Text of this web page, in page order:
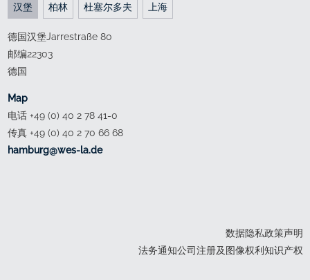
汉堡 柏林 杜塞尔多夫 上海
德国汉堡Jarrestraße 80
邮编22303
德国
Map
电话 +49 (0) 40 2 78 41-0
传真 +49 (0) 40 2 70 66 68
ed.al-sew@grubmah
数据隐私政策声明
法务通知公司注册及图像权利知识产权